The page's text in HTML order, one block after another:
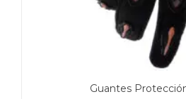
Guantes